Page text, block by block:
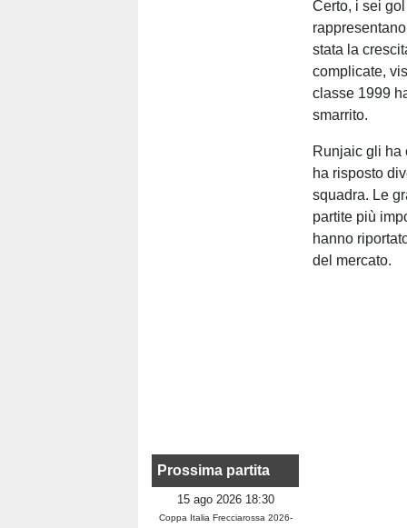
Prossima partita
15 ago 2026 18:30
Coppa Italia Frecciarossa 2026-
Certo, i sei
stata la
complicate,
classe 1999
smarrito.
Runjaic gli ha
ha risposto
squadra. Le
partite più
hanno
del mercato.